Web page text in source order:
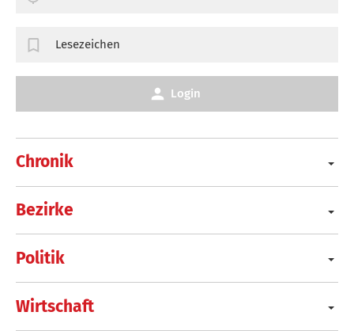
Chronik
Bezirke
Politik
Wirtschaft
Lesezeichen
Login